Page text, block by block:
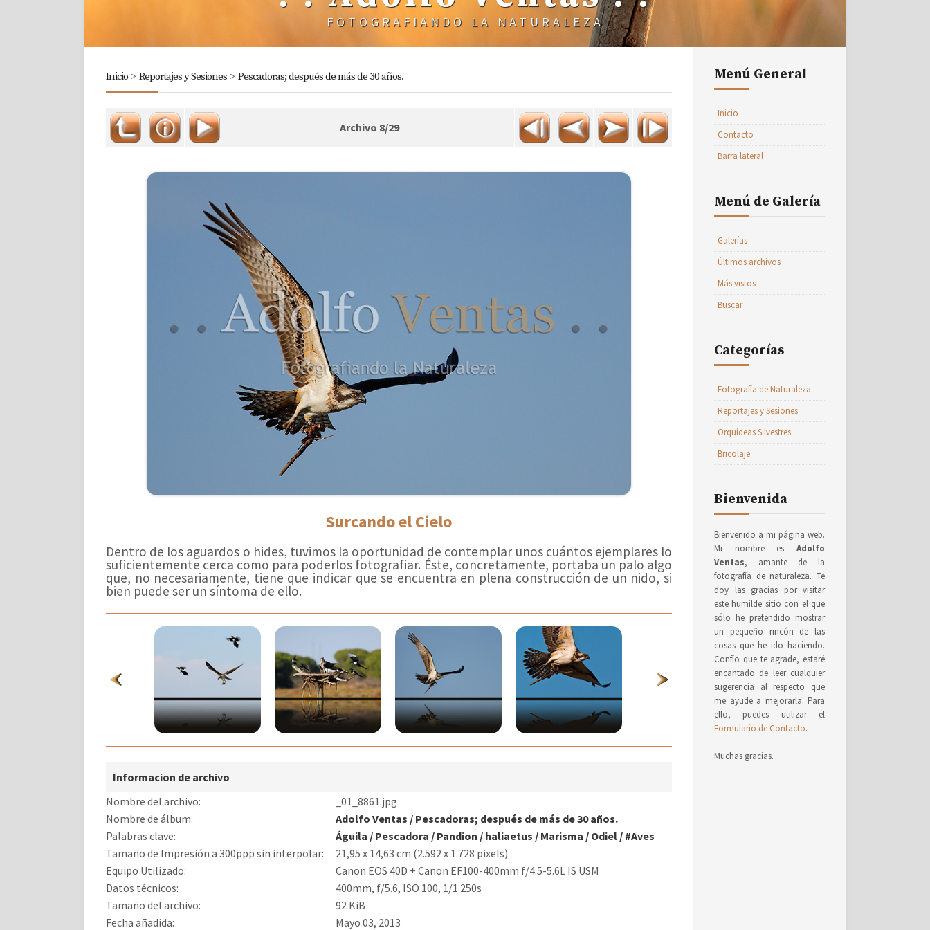
FOTOGRAFIANDO LA NATURALEZA
Inicio > Reportajes y Sesiones > Pescadoras; después de más de 30 años.
Archivo 8/29
Surcando el Cielo
Dentro de los aguardos o hides, tuvimos la oportunidad de contemplar unos cuántos ejemplares lo
suficientemente cerca como para poderlos fotografiar. Éste, concretamente, portaba un palo algo
que, no necesariamente, tiene que indicar que se encuentra en plena construcción de un nido, si
bien puede ser un síntoma de ello.
Informacion de archivo
Nombre del archivo:
_01_8861.jpg
Nombre de álbum:
Adolfo Ventas / Pescadoras; después de más de 30 años.
Palabras clave:
Águila / Pescadora / Pandion / haliaetus / Marisma / Odiel / #Aves
Tamaño de Impresión a 300ppp sin interpolar:
21,95 x 14,63 cm (2.592 x 1.728 pixels)
Equipo Utilizado:
Canon EOS 40D + Canon EF100-400mm f/4.5-5.6L IS USM
Datos técnicos:
400mm, f/5.6, ISO 100, 1/1.250s
Tamaño del archivo:
92 KiB
Fecha añadida:
Mayo 03, 2013
Menú General
Inicio
Contacto
Barra lateral
Menú de Galería
Galerías
Últimos archivos
Más vistos
Buscar
Categorías
Fotografía de Naturaleza
Reportajes y Sesiones
Orquídeas Silvestres
Bricolaje
Bienvenida
Bienvenido a mi página web.
Mi nombre es Adolfo
Ventas, amante de la
fotografía de naturaleza. Te
doy las gracias por visitar
este humilde sitio con el que
sólo he pretendido mostrar
un pequeño rincón de las
cosas que he ido haciendo.
Confío que te agrade, estaré
encantado de leer cualquier
sugerencia al respecto que
me ayude a mejorarla. Para
ello, puedes utilizar el
Formulario de Contacto.
Muchas gracias.